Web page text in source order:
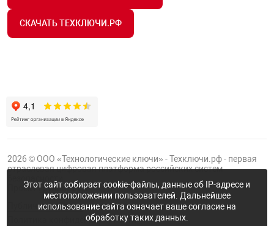
оборудование
СКАЧАТЬ ТЕХКЛЮЧИ.РФ
2026 © ООО «Технологические ключи» - Техключи.рф - первая
отраслевая цифровая платформа российских систем
ПроектГруппы ФТК
Публичная оферта
Политика конфиденциальности
Этот сайт собирает cookie-файлы, данные об IP-адресе и
местоположении пользователей. Дальнейшее
использование сайта означает ваше согласие на
обработку таких данных.